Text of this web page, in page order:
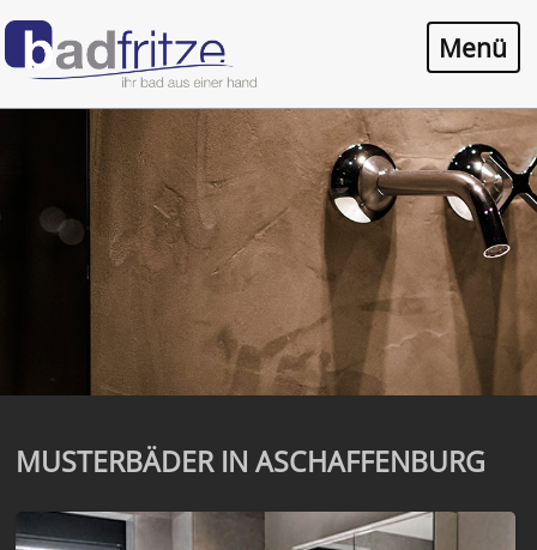
MUSTERBÄDER IN ASCHAFFENBURG